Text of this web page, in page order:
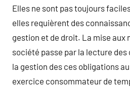
Elles ne sont pas toujours
elles requièrent des
gestion et de droit. La mise aux
société passe par la lecture
la gestion des ces obligations au
exercice consommateur de